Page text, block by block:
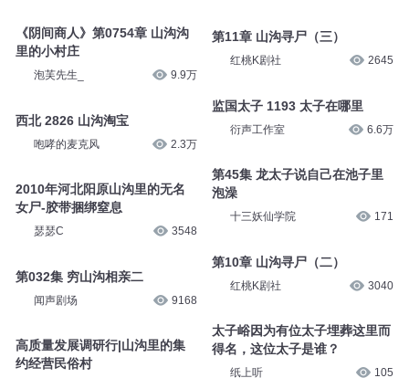
《阴间商人》第0754章 山沟沟
里的小村庄
泡芙先生_ 9.9万
西北 2826 山沟淘宝
咆哮的麦克风 2.3万
2010年河北阳原山沟里的无名
女尸-胶带捆绑窒息
瑟瑟C 3548
第032集 穷山沟相亲二
闻声剧场 9168
高质量发展调研行|山沟里的集
约经营民俗村
第11章 山沟寻尸（三）
红桃K剧社 2645
监国太子 1193 太子在哪里
衍声工作室 6.6万
第45集 龙太子说自己在池子里
泡澡
十三妖仙学院 171
第10章 山沟寻尸（二）
红桃K剧社 3040
太子峪因为有位太子埋葬这里而
得名，这位太子是谁？
纸上听 105